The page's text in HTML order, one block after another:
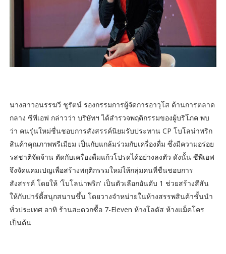
นางสาวอนรรฆวี ชูรัตน์ รองกรรมการผู้จัดการอาวุโส ด้านการตลาด
กลาง ซีพีเอฟ กล่าวว่า บริษัทฯ ได้สำรวจพฤติกรรมของผู้บริโภค พบ
ว่า คนรุ่นใหม่ชื่นชอบการสังสรรค์นิยมรับประทาน CP โบโลน่าพริก
สินค้าคุณภาพพรีเมียม เป็นกับแกล้มร่วมกับเครื่องดื่ม ซึ่งมีความอร่อย
รสชาติจัดจ้าน ตัดกับเครื่องดื่มแก้วโปรดได้อย่างลงตัว ดังนั้น ซีพีเอฟ
จึงจัดแคมเปญเพื่อสร้างพฤติกรรมใหม่ให้กลุ่มคนที่ชื่นชอบการ
สังสรรค์ โดยให้ 'โบโลน่าพริก' เป็นตัวเลือกอันดับ 1 ช่วยสร้างสีสัน
ให้กับปาร์ตี้สนุกสนานขึ้น โดยวางจำหน่ายในห้างสรรพสินค้าชั้นนำ
ทั่วประเทศ อาทิ ร้านสะดวกซื้อ 7-Eleven ห้างโลตัส ห้างแม็คโคร
เป็นต้น